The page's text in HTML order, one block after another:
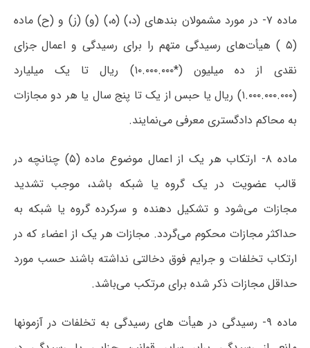
ماده ۷- در مورد مشمولان بندهای (د،) (ه،) (و) (ز) و (ح) ماده
(۵ ) هیأت‌های رسیدگی متهم را برای رسیدگی و اعمال جزای
نقدی از ده میلیون (*۱۰.۰۰۰.۰۰۰) ریال تا یک میلیارد
(۱.۰۰۰.۰۰۰.۰۰۰) ریال یا حبس از یک تا پنج سال یا هر دو مجازات
به محاکم دادگستری معرفی می‌نمایند.
ماده ۸- ارتکاب هر یک از اعمال موضوع ماده (۵) چنانچه در
قالب عضویت در یک گروه یا شبکه باشد، موجب تشدید
مجازات می‌شود و تشکیل دهنده و سرکرده گروه یا شبکه به
حداکثر مجازات محکوم می‌گردد. مجازات هر یک از اعضاء که در
ارتکاب تخلفات و جرایم فوق دخالتی نداشته باشند حسب مورد
حداقل مجازات ذکر شده برای مرتکب می‌باشد.
ماده ۹- رسیدگی در هیأت های رسیدگی به تخلفات در آزمونها